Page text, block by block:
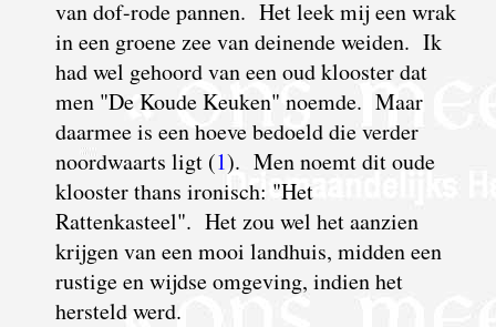
van dof-rode pannen. Het leek mij een wrak
in een groene zee van deinende weiden. Ik
had wel gehoord van een oud klooster dat
men "De Koude Keuken" noemde. Maar
daarmee is een hoeve bedoeld die verder
noordwaarts ligt (1). Men noemt dit oude
klooster thans ironisch: "Het
Rattenkasteel". Het zou wel het aanzien
krijgen van een mooi landhuis, midden een
rustige en wijdse omgeving, indien het
hersteld werd.